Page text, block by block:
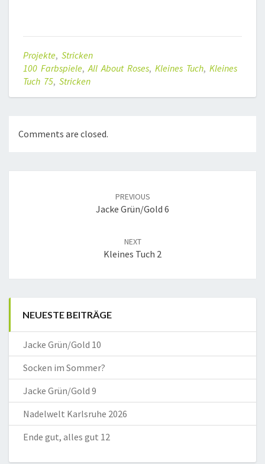
Projekte, Stricken
100 Farbspiele,All About Roses, Kleines Tuch, Kleines
Tuch 75, Stricken
Comments are closed.
PREVIOUS
Jacke Grün/Gold 6
NEXT
Kleines Tuch 2
NEUESTE BEITRÄGE
Jacke Grün/Gold 10
Socken im Sommer?
Jacke Grün/Gold 9
Nadelwelt Karlsruhe 2026
Ende gut, alles gut 12